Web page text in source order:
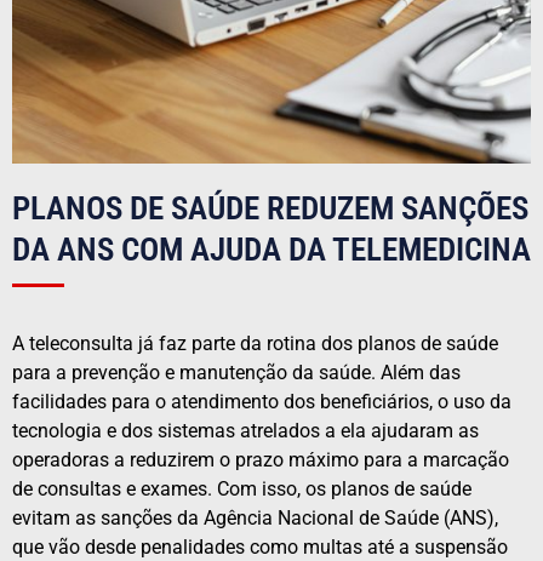
PLANOS DE SAÚDE REDUZEM SANÇÕES
DA ANS COM AJUDA DA TELEMEDICINA
A teleconsulta já faz parte da rotina dos planos de saúde
para a prevenção e manutenção da saúde. Além das
facilidades para o atendimento dos beneficiários, o uso da
tecnologia e dos sistemas atrelados a ela ajudaram as
operadoras a reduzirem o prazo máximo para a marcação
de consultas e exames. Com isso, os planos de saúde
evitam as sanções da Agência Nacional de Saúde (ANS),
que vão desde penalidades como multas até a suspensão